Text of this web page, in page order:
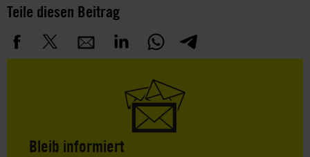
Teile diesen Beitrag
Bleib informiert